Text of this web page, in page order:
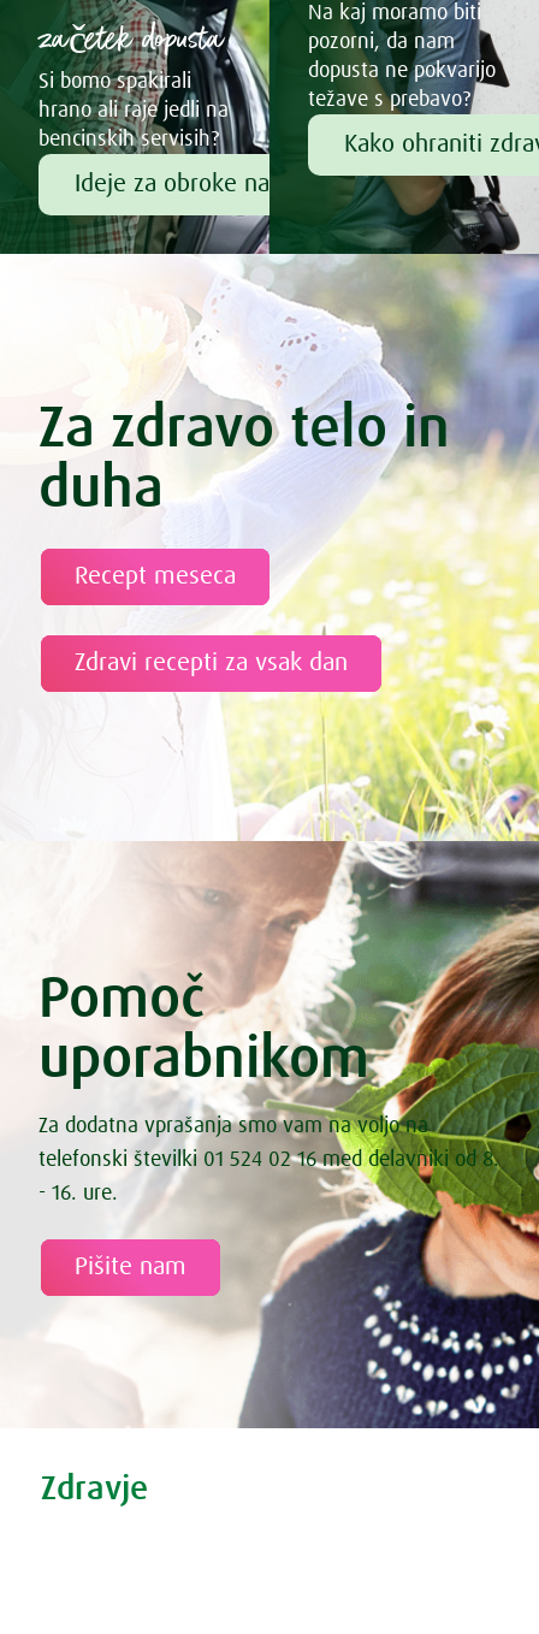
začetek dopusta
Si bomo spakirali
hrano ali raje jedli na
bencinskih servisih?
Ideje za obroke na poti
Na kaj moramo biti
pozorni, da nam
dopusta ne pokvarijo
težave s prebavo?
Kako ohraniti
Za zdravo telo in
duha
Recept meseca
Zdravi recepti za vsak dan
Pomoč
uporabnikom
Za dodatna vprašanja smo vam na voljo na
telefonski številki 01 524 02 16 med delavniki od 8.
- 16. ure.
Pišite nam
Zdravje